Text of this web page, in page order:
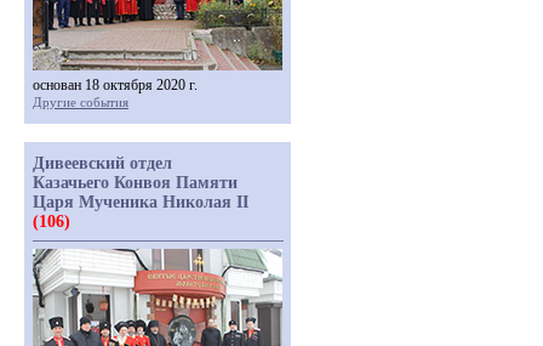
основан 18 октября 2020 г.
Другие события
Дивеевский отдел
Казачьего Конвоя Памяти
Царя Мученика Николая II
(106)